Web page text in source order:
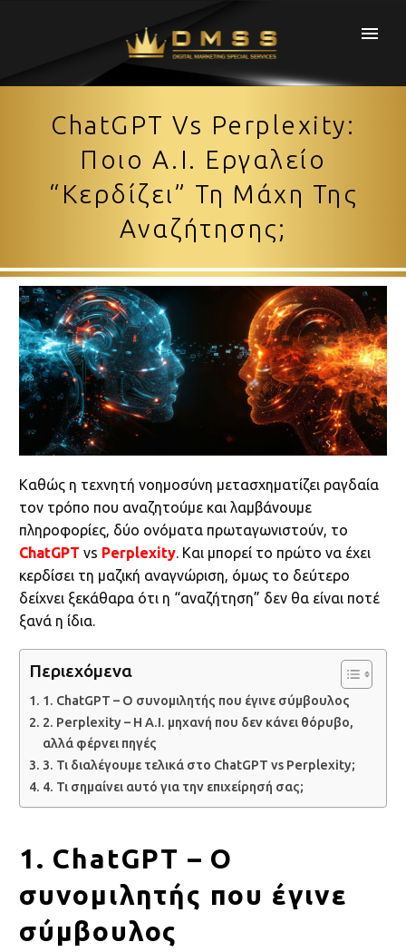
ChatGPT Vs Perplexity:
Ποιο A.I. Εργαλείο
“κερδίζει” Τη Μάχη Της
Αναζήτησης;
Καθώς η τεχνητή νοημοσύνη μετασχηματίζει ραγδαία
τον τρόπο που αναζητούμε και λαμβάνουμε
πληροφορίες, δύο ονόματα πρωταγωνιστούν, το
ChatGPT vs Perplexity. Και μπορεί το πρώτο να έχει
κερδίσει τη μαζική αναγνώριση, όμως το δεύτερο
δείχνει ξεκάθαρα ότι η “αναζήτηση” δεν θα είναι ποτέ
ξανά η ίδια.
Περιεχόμενα
1. ChatGPT – Ο συνομιλητής που έγινε σύμβουλος
2. Perplexity – Η A.I. μηχανή που δεν κάνει θόρυβο,
αλλά φέρνει πηγές
3. Τι διαλέγουμε τελικά στο ChatGPT vs Perplexity;
4. Τι σημαίνει αυτό για την επιχείρησή σας;
1. ChatGPT – Ο
συνομιλητής που έγινε
σύμβουλος